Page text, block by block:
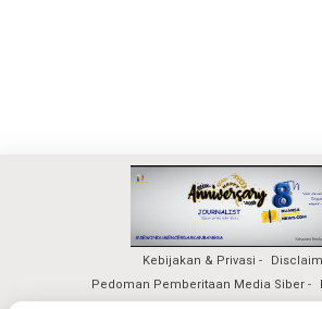
Kebijakan & Privasi
Pedoman Pemberitaan Media Siber